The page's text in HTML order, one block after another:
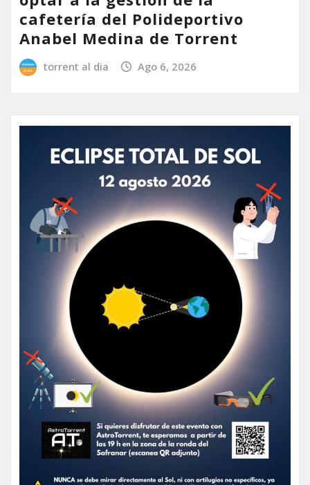
cafetería del Polideportivo
Anabel Medina de Torrent
torrent al dia Ago 6, 2026